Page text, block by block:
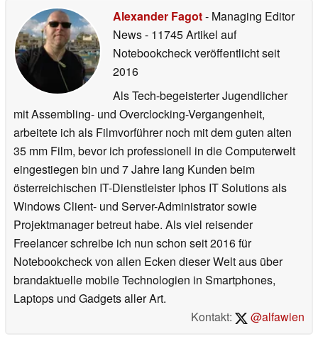
Alexander Fagot- Managing Editor
News- 11745 Artikel auf
Notebookcheck veröffentlichtseit
2016
Als Tech-begeisterter Jugendlicher
mit Assembling- und Overclocking-Vergangenheit,
arbeitete ich als Filmvorführer noch mit dem guten alten
35 mm Film, bevor ich professionell in die Computerwelt
eingestiegen bin und 7 Jahre lang Kunden beim
österreichischen IT-Dienstleister Iphos IT Solutions als
Windows Client- und Server-Administrator sowie
Projektmanager betreut habe. Als viel reisender
Freelancer schreibe ich nun schon seit 2016 für
Notebookcheck von allen Ecken dieser Welt aus über
brandaktuelle mobile Technologien in Smartphones,
Laptops und Gadgets aller Art.
Kontakt:
@alfawien